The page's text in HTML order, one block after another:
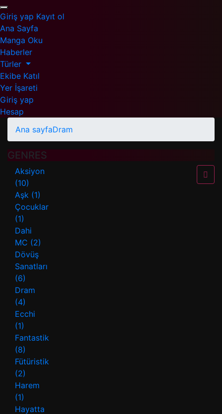
Giriş yap Kayıt ol
Ana Sayfa
Manga Oku
Haberler
Türler
Ekibe Katıl
Yer İşareti
Giriş yap
Hesap
Ana sayfaDram
GENRES
Aksiyon
(10)
Aşk (1)
Çocuklar
(1)
Dahi
MC (2)
Dövüş
Sanatları
(6)
Dram
(4)
Ecchi
(1)
Fantastik
(8)
Fütüristik
(2)
Harem
(1)
Hayatta